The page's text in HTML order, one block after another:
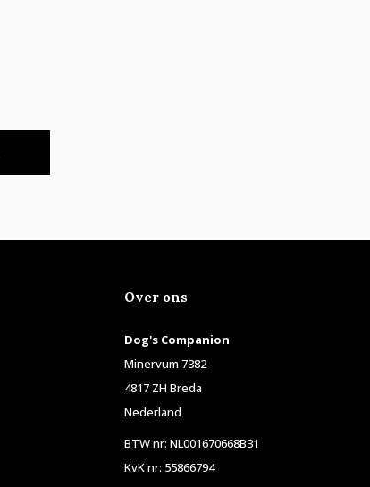
Over ons
Dog's Companion
Minervum 7382
4817 ZH Breda
Nederland
BTW nr: NL001670668B31
KvK nr: 55866794